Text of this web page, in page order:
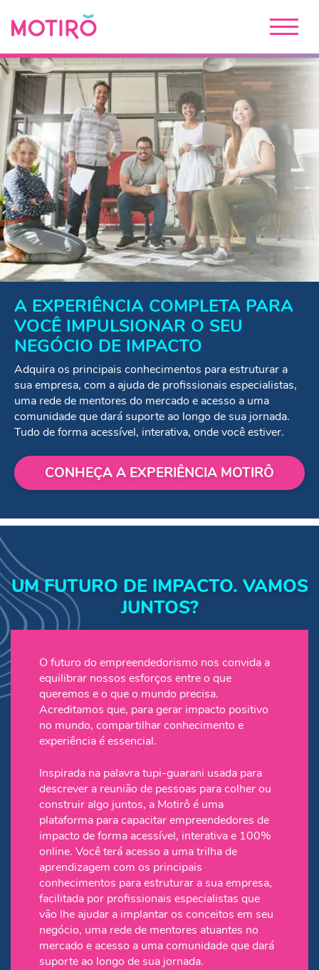
A EXPERIÊNCIA COMPLETA PARA
VOCÊ IMPULSIONAR O SEU
NEGÓCIO DE IMPACTO
Adquira os principais conhecimentos para estruturar a
sua empresa, com a ajuda de profissionais especialistas,
uma rede de mentores do mercado e acesso a uma
comunidade que dará suporte ao longo de sua jornada.
Tudo de forma acessível, interativa, onde você estiver.
CONHEÇA A EXPERIÊNCIA MOTIRÔ
UM FUTURO DE IMPACTO. VAMOS
JUNTOS?
O futuro do empreendedorismo nos convida a
equilibrar nossos esforços entre o que
queremos e o que o mundo precisa.
Acreditamos que, para gerar impacto positivo
no mundo, compartilhar conhecimento e
experiência é essencial.
Inspirada na palavra tupi-guarani usada para
descrever a reunião de pessoas para colher ou
construir algo juntos, a Motirô é uma
plataforma para capacitar empreendedores de
impacto de forma acessível, interativa e 100%
online. Você terá acesso a uma trilha de
aprendizagem com os principais
conhecimentos para estruturar a sua empresa,
facilitada por profissionais especialistas que
vão lhe ajudar a implantar os conceitos em seu
negócio, uma rede de mentores atuantes no
mercado e acesso a uma comunidade que dará
suporte ao longo de sua jornada.